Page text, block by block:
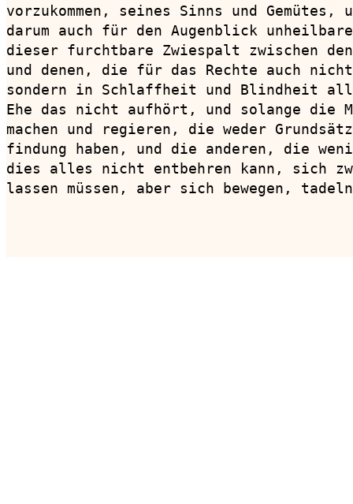
vorzukommen, seines Sinns und
darum auch für den Augenblick
dieser furchtbare Zwiespalt zwischen
und denen, die für das Rechte auch
sondern in Schlaffheit und Blindheit
Ehe das nicht aufhört, und solange die
machen und regieren, die weder
findung haben, und die anderen, die
dies alles nicht entbehren kann, sich
lassen müssen, aber sich bewegen,